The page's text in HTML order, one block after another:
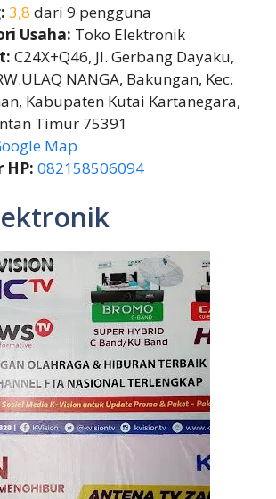
3,8 dari 9 pengguna
Usaha: Toko Elektronik
C24X+Q46, Jl. Gerbang Dayaku,
NANGA, Bakungan, Kec.
Kabupaten Kutai Kartanegara,
Timur 75391
Map
HP: 082158506094